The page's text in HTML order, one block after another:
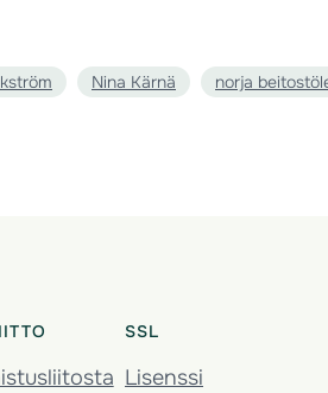
Nina Kärnä norja
SSL
Lisenssi